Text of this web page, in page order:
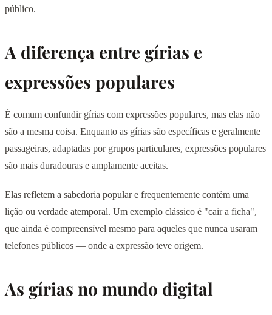
público.
A diferença entre gírias e
expressões populares
É comum confundir gírias com expressões populares, mas elas não
são a mesma coisa. Enquanto as gírias são específicas e geralmente
passageiras, adaptadas por grupos particulares, expressões populares
são mais duradouras e amplamente aceitas.
Elas refletem a sabedoria popular e frequentemente contêm uma
lição ou verdade atemporal. Um exemplo clássico é "cair a ficha",
que ainda é compreensível mesmo para aqueles que nunca usaram
telefones públicos — onde a expressão teve origem.
As gírias no mundo digital